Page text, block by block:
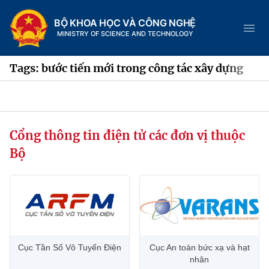
BỘ KHOA HỌC VÀ CÔNG NGHỆ
MINISTRY OF SCIENCE AND TECHNOLOGY
Trang chủ
Chức năng nhiệm vụ
Tin tức sự kiện
Hệ thống văn bản
Tags: bước tiến mới trong công tác xây dựng
Cổng thông tin điện tử các đơn vị thuộc
Bộ
Cục Tần Số Vô Tuyến Điện
Cục An toàn bức xạ và hạt
nhân